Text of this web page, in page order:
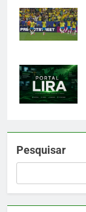
Pesquisar